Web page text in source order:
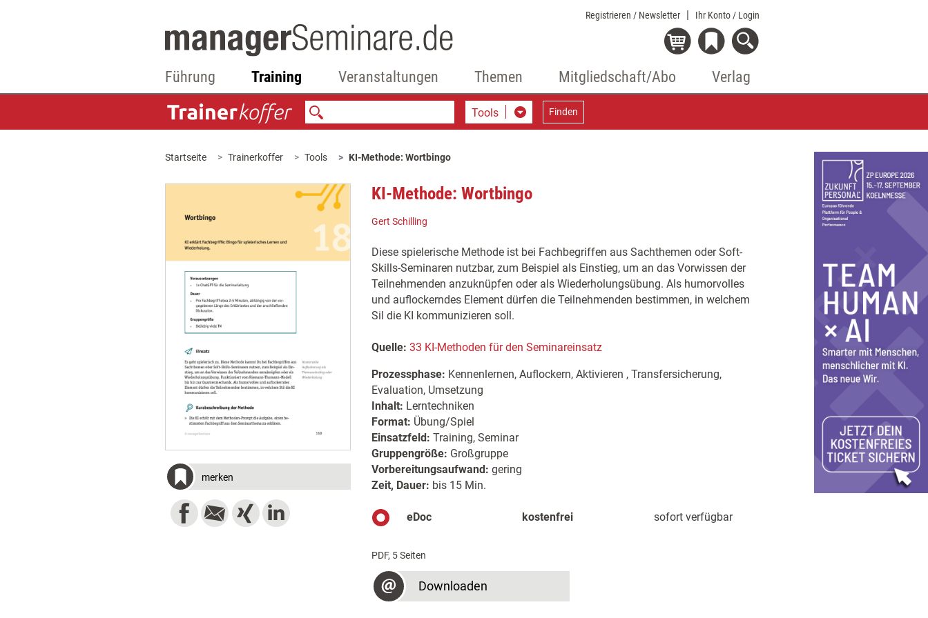
Registrieren / Newsletter Ihr Konto / Login
Führung Training Veranstaltungen Themen Mitgliedschaft/Abo Verlag
Tools Finden
Startseite Trainerkoffer Tools KI-Methode: Wortbingo
merken
KI-Methode: Wortbingo
Gert Schilling
Diese spielerische Methode ist bei Fachbegriffen aus Sachthemen oder Soft-
Skills-Seminaren nutzbar, zum Beispiel als Einstieg, um an das Vorwissen der
Teilnehmenden anzuknüpfen oder als Wiederholungsübung. Als humorvolles
und auflockerndes Element dürfen die Teilnehmenden bestimmen, in welchem
Sil die KI kommunizieren soll.
Quelle: 33 KI-Methoden für den Seminareinsatz
Prozessphase: Kennenlernen, Auflockern, Aktivieren , Transfersicherung,
Evaluation, Umsetzung
Inhalt: Lerntechniken
Format: Übung/Spiel
Einsatzfeld: Training, Seminar
Gruppengröße: Großgruppe
Vorbereitungsaufwand: gering
Zeit, Dauer: bis 15 Min.
eDoc kostenfrei sofort verfügbar
PDF, 5 Seiten
Downloaden